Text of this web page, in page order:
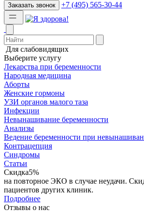
Заказать звонок +7 (495) 565-30-44
Для слабовидящих
Выберите услугу
Лекарства при беременности
Народная медицина
Аборты
Женские гормоны
УЗИ органов малого таза
Инфекции
Невынашивание беременности
Анализы
Ведение беременности при
Контрацепция
Синдромы
Статьи
Скидка5%
на повторное ЭКО в случае неудачи.
пациентов других клиник.
Подробнее
Отзывы о нас